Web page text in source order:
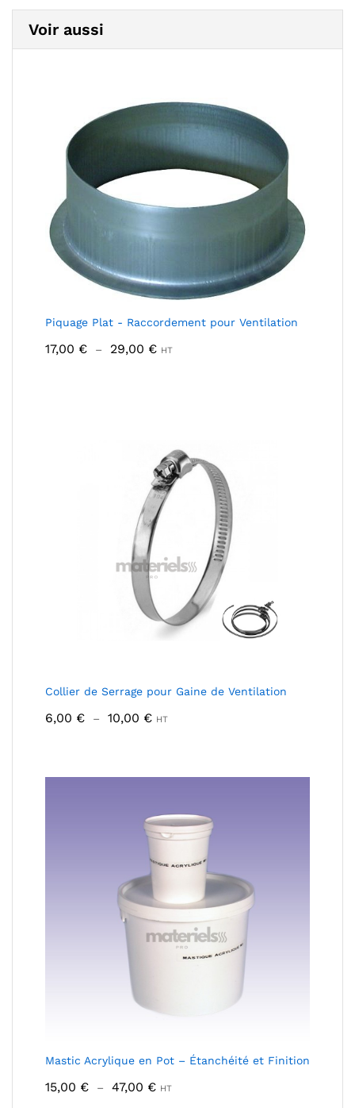
Voir aussi
Piquage Plat - Raccordement pour Ventilation
17,00 € – 29,00 € HT
Collier de Serrage pour Gaine de Ventilation
6,00 € – 10,00 € HT
Mastic Acrylique en Pot – Étanchéité et Finition
15,00 € – 47,00 € HT